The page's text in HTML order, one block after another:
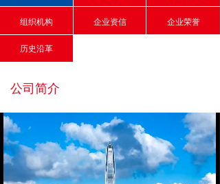
ꄷ 企业资信
历史沿革
ꄷ 工程展示
넸 水利水电工程
公司简介
组织机构 企业资信 企业荣誉
历史沿革